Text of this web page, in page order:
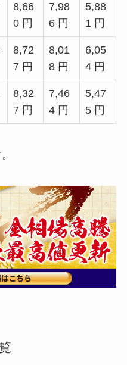
8,66
0 円
7,98
6 円
5,88
1 円
8,72
7 円
8,01
8 円
6,05
4 円
8,32
7 円
7,46
4 円
5,47
5 円